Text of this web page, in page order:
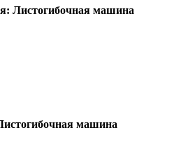
Листогибочная машина
машина